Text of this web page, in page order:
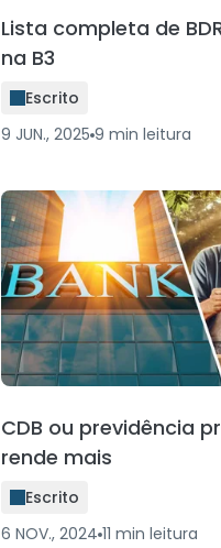
Lista completa de
na B3
Escrito
9 JUN., 2025 9 min leitura
CDB ou previdência
rende mais
Escrito
6 NOV., 2024 11 min leitura